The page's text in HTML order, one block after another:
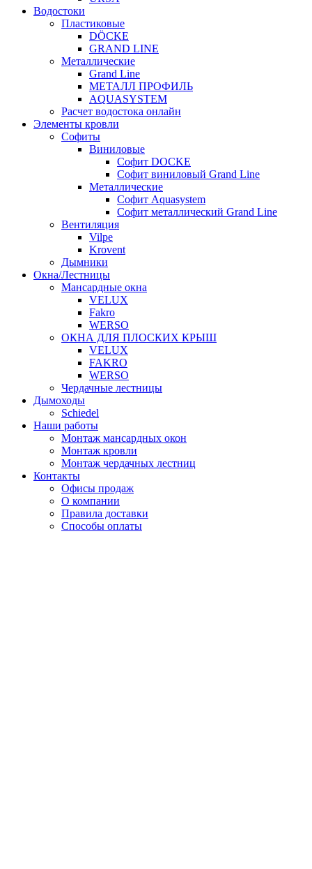
Водостоки
Пластиковые
DÖCKE
GRAND LINE
Металлические
Grand Line
МЕТАЛЛ ПРОФИЛЬ
AQUASYSTEM
Расчет водостока онлайн
Элементы кровли
Софиты
Виниловые
Софит DOCKE
Софит виниловый Grand Line
Металлические
Софит Aquasystem
Софит металлический Grand Line
Вентиляция
Vilpe
Krovent
Дымники
Окна/Лестницы
Мансардные окна
VELUX
Fakro
WERSO
ОКНА ДЛЯ ПЛОСКИХ КРЫШ
VELUX
FAKRO
WERSO
Чердачные лестницы
Дымоходы
Schiedel
Наши работы
Монтаж мансардных окон
Монтаж кровли
Монтаж чердачных лестниц
Контакты
Офисы продаж
О компании
Правила доставки
Способы оплаты